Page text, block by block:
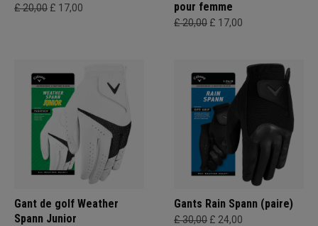
£ 20,00 £ 17,00 pour femme
£ 20,00 £ 17,00
Gant de golf Weather
Spann Junior
Gants Rain Spann (paire)
£ 30,00 £ 24,00